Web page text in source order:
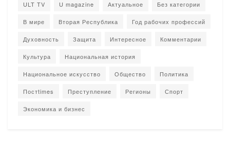
ULT TV U magazine Актуальное Без категории
В мире Вторая Республика Год рабочих профессий
Духовность Защита Интересное Комментарии
Культура Национальная история
Национальное искусство Общество Политика
Постtimes Преступление Регионы Спорт
Экономика и бизнес